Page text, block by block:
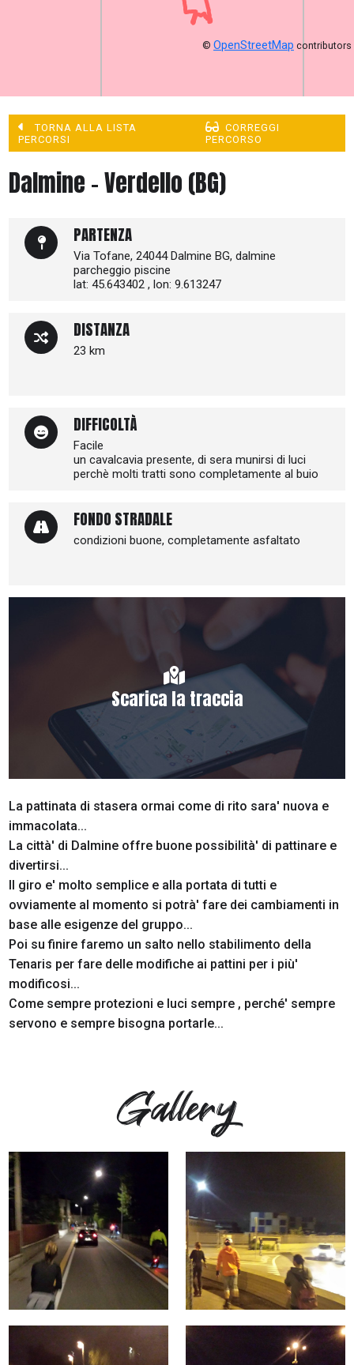
© OpenStreetMap contributors
TORNA ALLA LISTA
PERCORSI
CORREGGI
PERCORSO
Dalmine - Verdello (BG)
PARTENZA
Via Tofane, 24044 Dalmine BG, dalmine
parcheggio piscine
lat: 45.643402 , lon: 9.613247
DISTANZA
23 km
DIFFICOLTÀ
Facile
un cavalcavia presente, di sera munirsi di luci
perchè molti tratti sono completamente al buio
FONDO STRADALE
condizioni buone, completamente asfaltato
Scarica la traccia
La pattinata di stasera ormai come di rito sara' nuova e
immacolata...
La città' di Dalmine offre buone possibilità' di pattinare e
divertirsi...
Il giro e' molto semplice e alla portata di tutti e
ovviamente al momento si potrà' fare dei cambiamenti in
base alle esigenze del gruppo...
Poi su finire faremo un salto nello stabilimento della
Tenaris per fare delle modifiche ai pattini per i più'
modificosi...
Come sempre protezioni e luci sempre , perché' sempre
servono e sempre bisogna portarle...
Gallery